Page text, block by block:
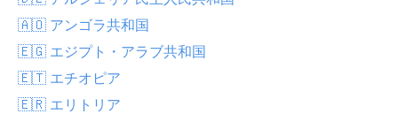
🇦🇴 アンゴラ共和国
🇪🇬 エジプト・アラブ共和国
🇪🇹 エチオピア
🇪🇷 エリトリア